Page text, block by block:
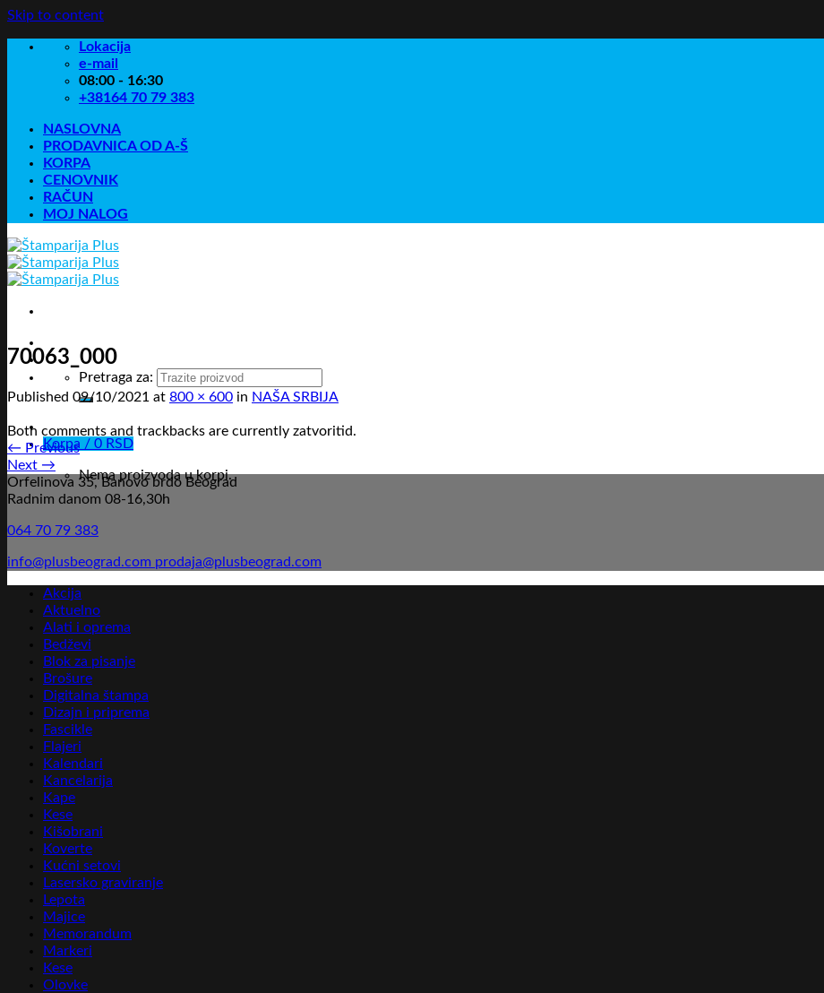
Skip to content
Lokacija
e-mail
08:00 - 16:30
+38164 70 79 383
NASLOVNA
PRODAVNICA OD A-Š
KORPA
CENOVNIK
RAČUN
MOJ NALOG
Pretraga za:
Korpa / 0 RSD
Nema proizvoda u korpi.
70063_000
Published 09/10/2021 at 800 × 600 in NAŠA SRBIJA
Both comments and trackbacks are currently zatvoritid.
← Previous
Next →
Orfelinova 35, Banovo brdo Beograd
Radnim danom 08-16,30h
064 70 79 383
info@plusbeograd.com prodaja@plusbeograd.com
Akcija
Aktuelno
Alati i oprema
Bedževi
Blok za pisanje
Brošure
Digitalna štampa
Dizajn i priprema
Fascikle
Flajeri
Kalendari
Kancelarija
Kape
Kese
Kišobrani
Koverte
Kućni setovi
Lasersko graviranje
Lepota
Majice
Memorandum
Markeri
Kese
Olovke